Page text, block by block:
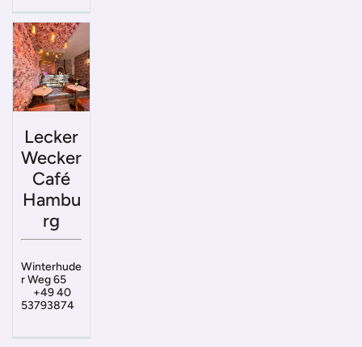
Lecker
Wecker
Café
Hambu
rg
Winterhude
r Weg 65
+49 40
53793874